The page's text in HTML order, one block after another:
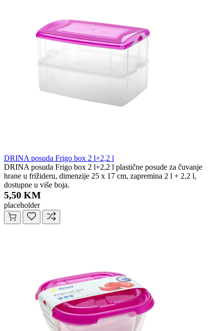
DRINA posuda Frigo box 2 l+2,2 l
DRINA posuda Frigo box 2 l+2,2 l plastične posude za čuvanje
hrane u frižideru, dimenzije 25 x 17 cm, zapremina 2 l + 2,2 l,
dostupne u više boja.
5,50 KM
placeholder